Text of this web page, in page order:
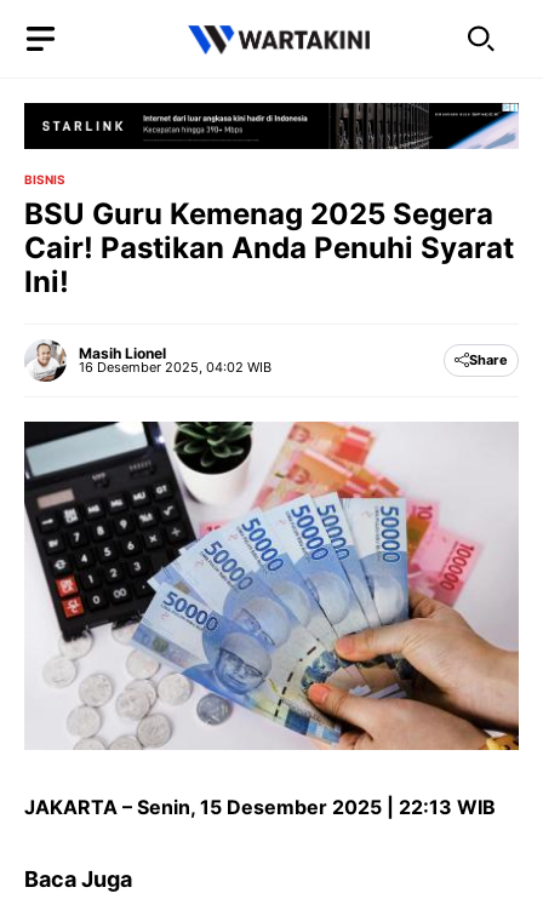
BISNIS
BSU Guru Kemenag 2025 Segera
Cair! Pastikan Anda Penuhi Syarat
Ini!
Masih Lionel
16 Desember 2025, 04:02 WIB Share
JAKARTA – Senin, 15 Desember 2025 | 22:13 WIB
Baca Juga